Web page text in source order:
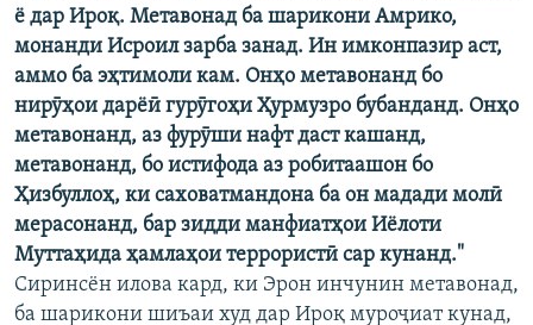
ё дар Ироқ. Метавонад ба шарикони Амрико,
монанди Исроил зарба занад. Ин имконпазир аст,
аммо ба эҳтимоли кам. Онҳо метавонанд бо
нирӯҳои дарёӣ гурӯгоҳи Ҳурмузро бубанданд. Онҳо
метавонанд, аз фурӯши нафт даст кашанд,
метавонанд, бо истифода аз робитаашон бо
Ҳизбуллоҳ, ки саховатмандона ба он мадади молӣ
мерасонанд, бар зидди манфиатҳои Иёлоти
Муттаҳида ҳамлаҳои террористӣ сар кунанд."
Сиринсён илова кард, ки Эрон инчунин метавонад,
ба шарикони шиъаи худ дар Ироқ муроҷиат кунад,